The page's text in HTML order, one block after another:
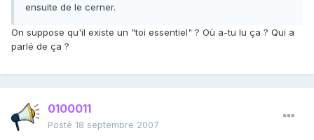
ensuite de le cerner.
On suppose qu'il existe un "toi essentiel" ? Où a-tu lu ça ? Qui a
parlé de ça ?
0100011
Posté 18 septembre 2007